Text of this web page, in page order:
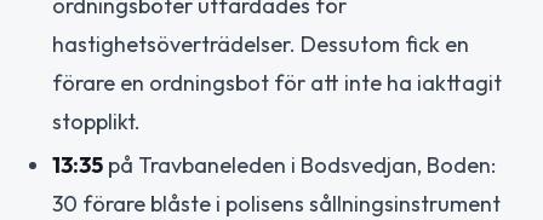
hastighetsöverträdelser. Dessutom fick en
förare en ordningsbot för att inte ha iakttagit
stopplikt.
13:35 på Travbaneleden i Bodsvedjan, Boden:
30 förare blåste i polisens sållningsinstrument